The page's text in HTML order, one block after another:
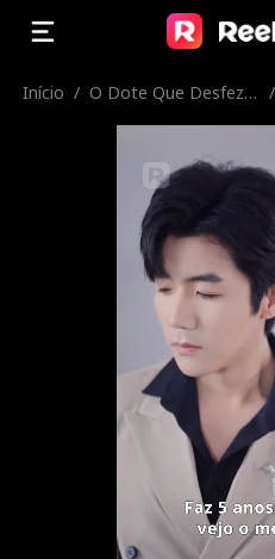
Início / O Dote Que Desfez o
/